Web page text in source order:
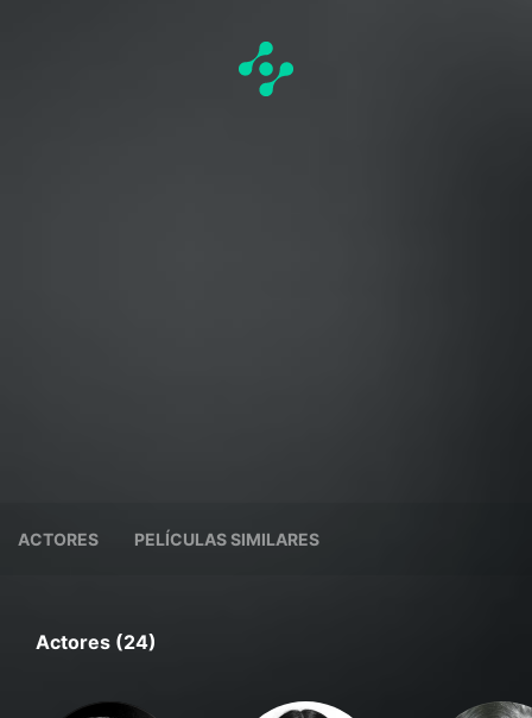
ACTORES PELÍCULAS SIMILARES
Actores (24)